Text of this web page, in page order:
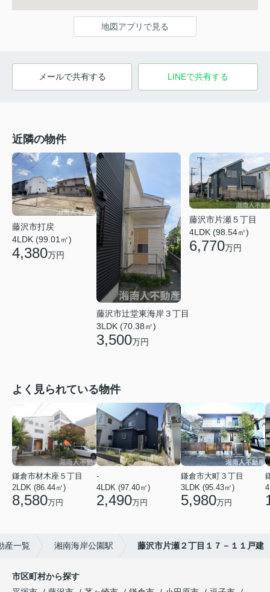
地図アプリで見る
メールで共有する LINEで共有する
近隣の物件
藤沢市打戻
4LDK (99.01㎡)
4,380万円
藤沢市辻堂東海岸３丁目
3LDK (70.38㎡)
3,500万円
藤沢市片瀬５丁目
4LDK (98.54㎡)
6,770万円
よく見られている物件
鎌倉市材木座５丁目
2LDK (86.44㎡)
8,580万円
-
4LDK (97.40㎡)
2,490万円
鎌倉市大町３丁目
3LDK (95.43㎡)
5,980万円
産一覧 湘南海岸公園駅 藤沢市片瀬２丁目１７－１１戸建
市区町村から探す